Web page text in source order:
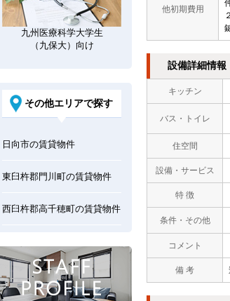
他初期費用
設備詳細情報
キッチン
バス・トイレ
住空間
設備・サービス
特 徴
条件・その他
コメント
備 考
九州医療科学大学生
（九保大）向け
その他エリアで探す
日向市の賃貸物件
東臼杵郡門川町の賃貸物件
西臼杵郡高千穂町の賃貸物件